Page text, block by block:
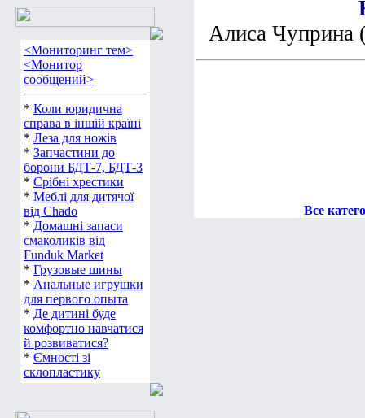
<Мониторинг тем>
<Монитор
сообщений>
* Коли юридична
справа в іншій країні
* Леза для ножів
* Запчастини до
борони БДТ-7, БДТ-3
* Срібні хрестики
* Меблі для дитячої
від Chado
* Домашні запаси
смаколиків від
Funduk Market
* Грузовые шины
* Анальные игрушки
для первого опыта
* Де дитині буде
комфортно навчатися
й розвиватися?
* Ємності зі
склопластику
Алиса Чуприна
Все